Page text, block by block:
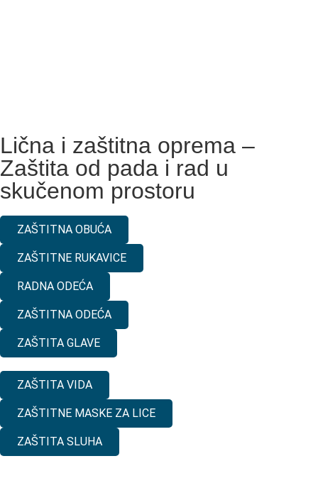
Lična i zaštitna oprema –
Zaštita od pada i rad u
skučenom prostoru
ZAŠTITNA OBUĆA
ZAŠTITNE RUKAVICE
RADNA ODEĆA
ZAŠTITNA ODEĆA
ZAŠTITA GLAVE
ZAŠTITA VIDA
ZAŠTITNE MASKE ZA LICE
ZAŠTITA SLUHA